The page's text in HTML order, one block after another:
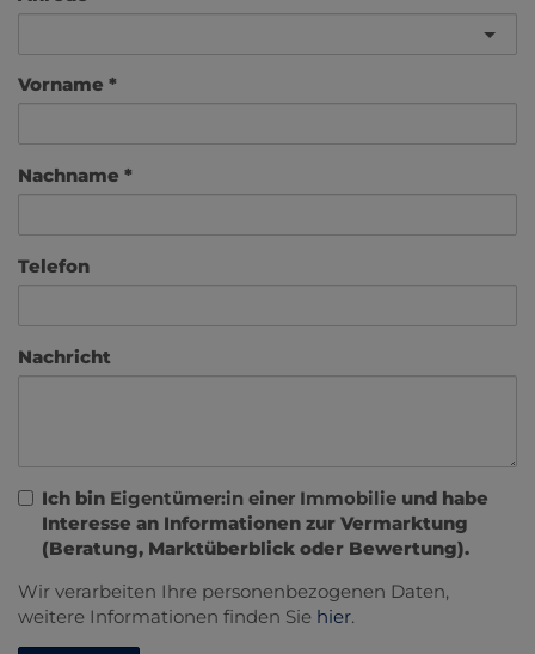
Vorname
Nachname
Telefon
Nachricht
Ich bin Eigentümer:in einer Immobilie und habe
Interesse an Informationen zur Vermarktung
(Beratung, Marktüberblick oder Bewertung).
Wir verarbeiten Ihre personenbezogenen Daten,
weitere Informationen finden Sie hier.